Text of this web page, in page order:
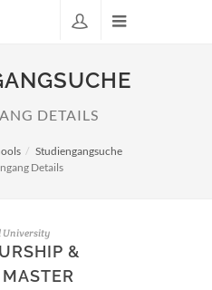
DETAILS
Studiengangsuche
Details
University
&